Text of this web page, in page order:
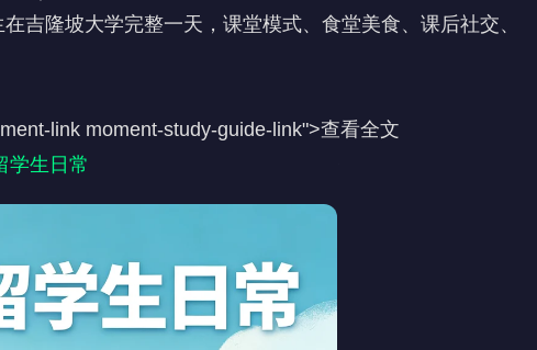
吉隆坡大学完整一天，课堂模式、食堂美食、课后社交、
学生日常